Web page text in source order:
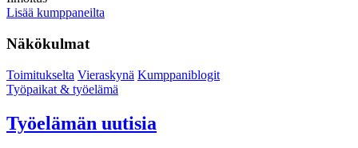
Lisää kumppaneilta
Näkökulmat
Toimitukselta Vieraskynä Kumppaniblogit
Työpaikat & työelämä
Työelämän uutisia